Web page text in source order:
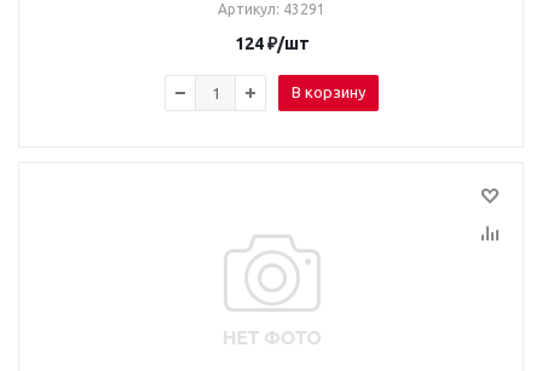
Артикул: 43291
124₽/шт
В корзину